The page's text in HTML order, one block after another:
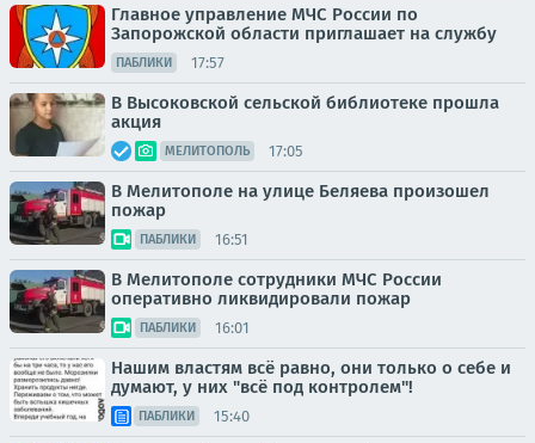
Главное управление МЧС России по
Запорожской области приглашает на службу
ПАБЛИКИ 17:57
В Высоковской сельской библиотеке прошла
акция
МЕЛИТОПОЛЬ 17:05
В Мелитополе на улице Беляева произошел
пожар
ПАБЛИКИ 16:51
В Мелитополе сотрудники МЧС России
оперативно ликвидировали пожар
ПАБЛИКИ 16:01
Нашим властям всё равно, они только о себе и
думают, у них "всё под контролем"!
ПАБЛИКИ 15:40